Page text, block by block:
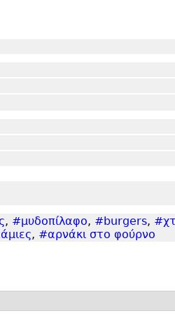
, #μυδοπίλαφο, #burgers,
, #αρνάκι στο φούρνο